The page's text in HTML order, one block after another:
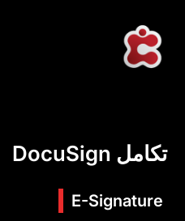
تكامل DocuSign
E-Signature